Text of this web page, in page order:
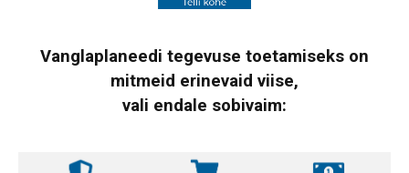
Vanglaplaneedi tegevuse toetamiseks on
mitmeid erinevaid viise,
vali endale sobivaim: